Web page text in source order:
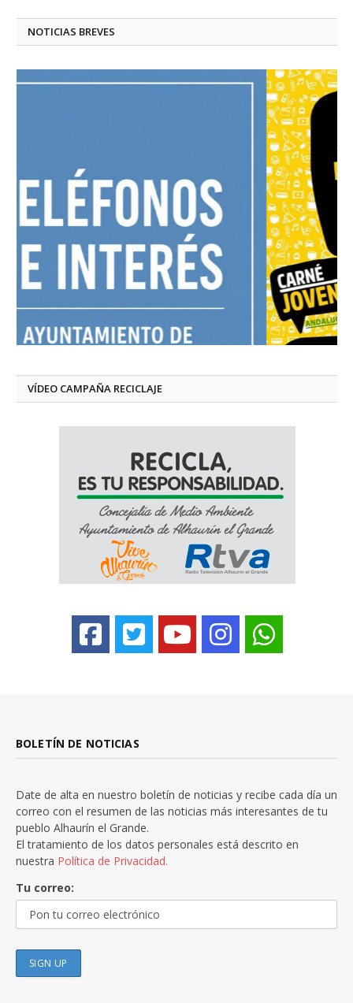
NOTICIAS BREVES
VÍDEO CAMPAÑA RECICLAJE
BOLETÍN DE NOTICIAS
Date de alta en nuestro boletín de noticias y recibe cada día un
correo con el resumen de las noticias más interesantes de tu
pueblo Alhaurín el Grande.
El tratamiento de los datos personales está descrito en
nuestra Política de Privacidad.
Tu correo: